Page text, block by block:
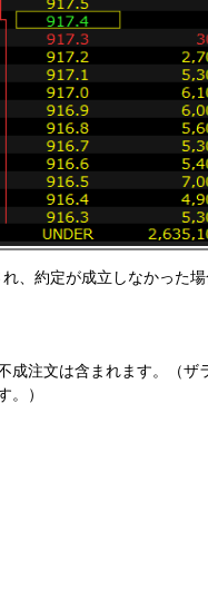
、約定が成立しなかった
成注文は含まれます。（
。）